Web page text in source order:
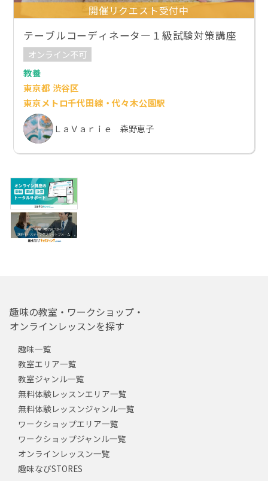
開催リクエスト受付中
テーブルコーディネータ―１級試験対策講座
オンライン不可
教養
東京都 渋谷区
東京メトロ千代田線・代々木公園駅
ＬａＶａｒｉｅ 森野恵子
趣味の教室・ワークショップ・
オンラインレッスンを探す
趣味一覧
教室エリア一覧
教室ジャンル一覧
無料体験レッスンエリア一覧
無料体験レッスンジャンル一覧
ワークショップエリア一覧
ワークショップジャンル一覧
オンラインレッスン一覧
趣味なびSTORES